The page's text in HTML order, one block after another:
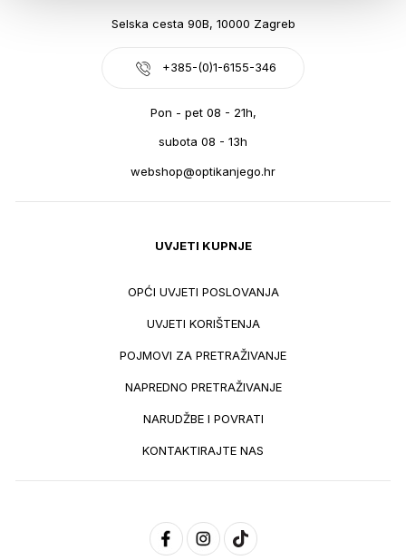
Selska cesta 90B, 10000 Zagreb
+385-(0)1-6155-346
Pon - pet 08 - 21h,
subota 08 - 13h
webshop@optikanjego.hr
UVJETI KUPNJE
OPĆI UVJETI POSLOVANJA
UVJETI KORIŠTENJA
POJMOVI ZA PRETRAŽIVANJE
NAPREDNO PRETRAŽIVANJE
NARUDŽBE I POVRATI
KONTAKTIRAJTE NAS